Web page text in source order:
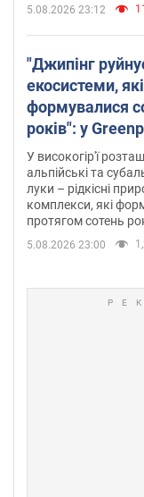
5.08.2026 23:12
"Джипінг
екосистеми, які
формувалися
років": у
забили на
У високогір'ї
альпійські та
луки – рідкісні
комплекси, які
протягом сотень
5.08.2026 23:00